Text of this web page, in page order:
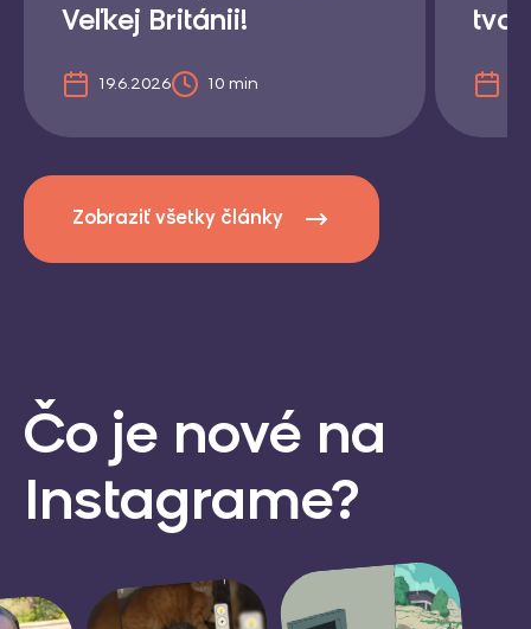
Veľkej Británii!
19.6.2026 10 min
Zobraziť všetky články
Čo je nové na
Instagrame?